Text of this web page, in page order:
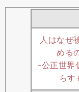
人はなぜ
める
-公正世界
らす